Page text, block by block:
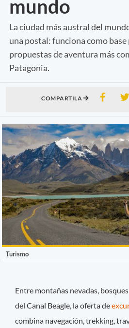
mundo
La ciudad más austral del
una postal: funciona como base
propuestas de aventura más
Patagonia.
COMPARTILA
Turismo
Entre montañas nevadas,
del Canal Beagle, la oferta de
combina navegación, trekking,